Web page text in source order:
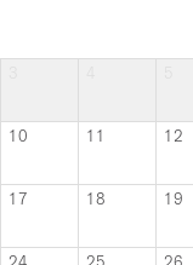
10 11 12
17 18 19